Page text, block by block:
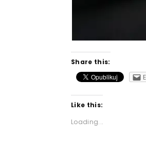
Share this:
Like this:
Loading...